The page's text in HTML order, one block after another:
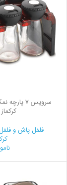
سرويس 7
کرکماز
فلفل پاش و